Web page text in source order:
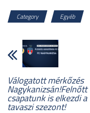
Category Egyéb
Válogatott mérkőzés
Nagykanizsán!Felnőtt
csapatunk is elkezdi a
tavaszi szezont!